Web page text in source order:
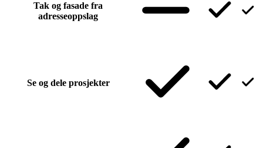
Tak og fasade fra
adresseoppslag
Se og dele prosjekter